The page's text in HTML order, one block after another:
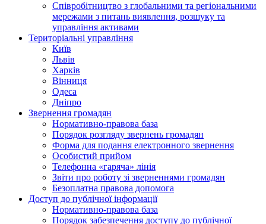
Співробітництво з глобальними та регіональними
мережами з питань виявлення, розшуку та
управління активами
Територіальні управління
Київ
Львів
Харків
Вінниця
Одеса
Дніпро
Звернення громадян
Нормативно-правова база
Порядок розгляду звернень громадян
Форма для подання електронного звернення
Особистий прийом
Телефонна «гаряча» лінія
Звіти про роботу зі зверненнями громадян
Безоплатна правова допомога
Доступ до публічної інформації
Нормативно-правова база
Порядок забезпечення доступу до публічної